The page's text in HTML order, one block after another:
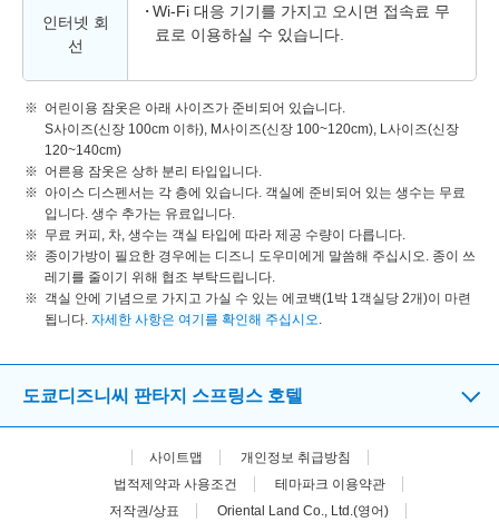
인터넷 회
선
Wi-Fi 대응 기기를 가지고 오시면 접속료 무
료로 이용하실 수 있습니다.
어린이용 잠옷은 아래 사이즈가 준비되어 있습니다.
S사이즈(신장 100cm 이하), M사이즈(신장 100~120cm), L사이즈(신장
120~140cm)
어른용 잠옷은 상하 분리 타입입니다.
아이스 디스펜서는 각 층에 있습니다. 객실에 준비되어 있는 생수는 무료
입니다. 생수 추가는 유료입니다.
무료 커피, 차, 생수는 객실 타입에 따라 제공 수량이 다릅니다.
종이가방이 필요한 경우에는 디즈니 도우미에게 말씀해 주십시오. 종이 쓰
레기를 줄이기 위해 협조 부탁드립니다.
객실 안에 기념으로 가지고 가실 수 있는 에코백(1박 1객실당 2개)이 마련
됩니다. 자세한 사항은 여기를 확인해 주십시오
도쿄디즈니씨 판타지 스프링스 호텔
사이트맵
개인정보 취급방침
법적제약과 사용조건
테마파크 이용약관
저작권/상표
Oriental Land Co., Ltd.(영어)